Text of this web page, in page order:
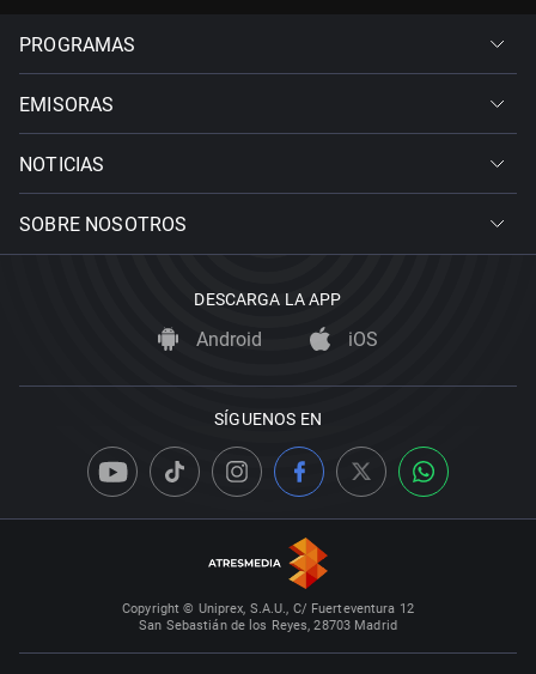
PROGRAMAS
EMISORAS
NOTICIAS
SOBRE NOSOTROS
DESCARGA LA APP
Android iOS
SÍGUENOS EN
Copyright © Uniprex, S.A.U., C/ Fuerteventura 12
San Sebastián de los Reyes, 28703 Madrid